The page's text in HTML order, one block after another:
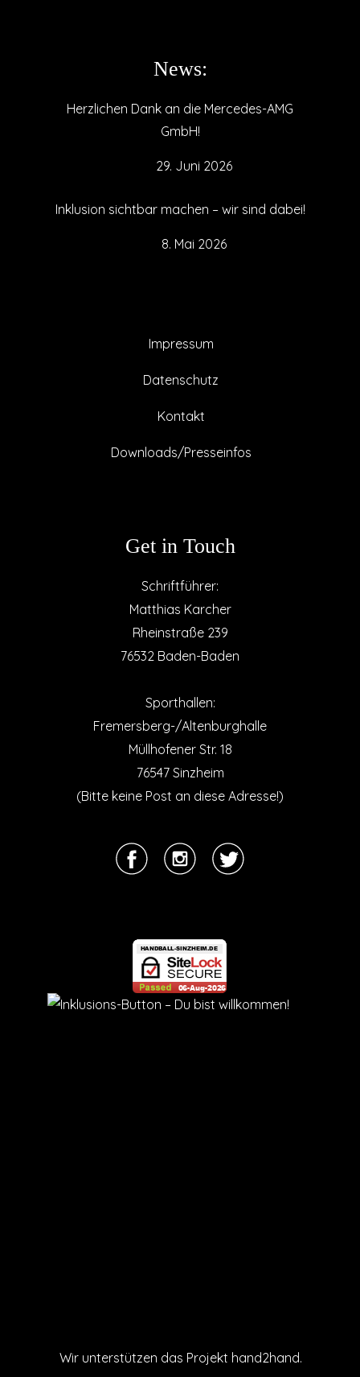
News:
Herzlichen Dank an die Mercedes-AMG
GmbH!
29. Juni 2026
Inklusion sichtbar machen – wir sind dabei!
8. Mai 2026
Impressum
Datenschutz
Kontakt
Downloads/Presseinfos
Get in Touch
Schriftführer:
Matthias Karcher
Rheinstraße 239
76532 Baden-Baden
Sporthallen:
Fremersberg-/Altenburghalle
Müllhofener Str. 18
76547 Sinzheim
(Bitte keine Post an diese Adresse!)
Wir unterstützen das Projekt hand2hand.